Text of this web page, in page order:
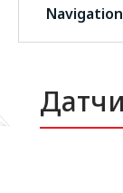
Navigation